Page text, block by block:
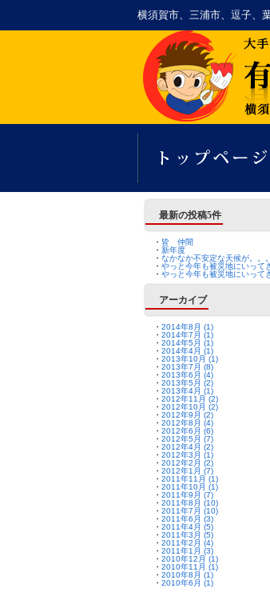
横須賀市、三浦市、逗子、
最新の投稿5件
・ 皆 仲間
・ 新年度
・ なかなか不安定な天候が。。。
・ やっと今年も被災地にいって
・ やっと今年も被災地にいって
アーカイブ
・ 2014年8月 (1)
・ 2014年7月 (1)
・ 2014年5月 (1)
・ 2014年4月 (1)
・ 2013年10月 (1)
・ 2013年7月 (8)
・ 2013年6月 (4)
・ 2013年5月 (2)
・ 2013年4月 (1)
・ 2012年11月 (2)
・ 2012年10月 (2)
・ 2012年9月 (2)
・ 2012年8月 (4)
・ 2012年6月 (6)
・ 2012年5月 (7)
・ 2012年4月 (2)
・ 2012年3月 (1)
・ 2012年2月 (2)
・ 2012年1月 (7)
・ 2011年11月 (1)
・ 2011年10月 (1)
・ 2011年9月 (7)
・ 2011年8月 (10)
・ 2011年7月 (10)
・ 2011年6月 (3)
・ 2011年4月 (5)
・ 2011年3月 (5)
・ 2011年2月 (4)
・ 2011年1月 (3)
・ 2010年12月 (1)
・ 2010年11月 (1)
・ 2010年8月 (1)
・ 2010年6月 (1)